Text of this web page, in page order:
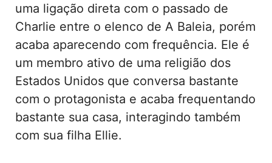
uma ligação direta com o passado de
Charlie entre o elenco de A Baleia, porém
acaba aparecendo com frequência. Ele é
um membro ativo de uma religião dos
Estados Unidos que conversa bastante
com o protagonista e acaba frequentando
bastante sua casa, interagindo também
com sua filha Ellie.